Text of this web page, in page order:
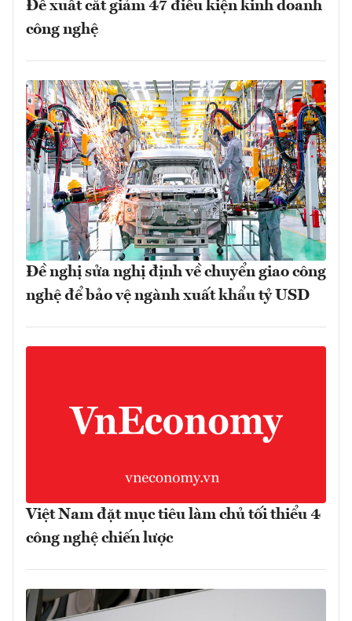
Đề xuất cắt giảm 47 điều kiện kinh doanh
công nghệ
Đề nghị sửa nghị định về chuyển giao công
nghệ để bảo vệ ngành xuất khẩu tỷ USD
Việt Nam đặt mục tiêu làm chủ tối thiểu 4
công nghệ chiến lược